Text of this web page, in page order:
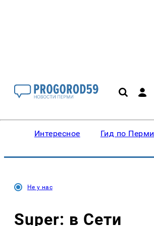
Интересное Гид по Перми
Не у нас
Super: в Сети